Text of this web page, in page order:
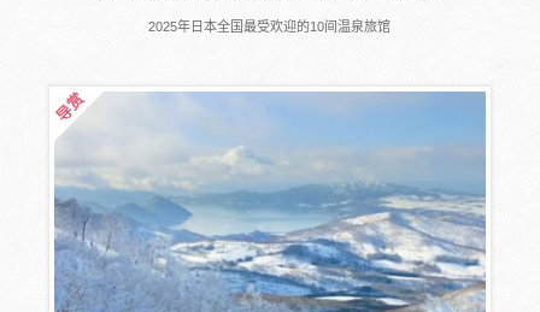
2025年日本全国最受欢迎的10间温泉旅馆